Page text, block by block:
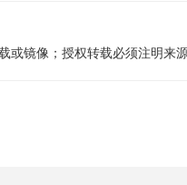
镜像；授权转载必须注明来